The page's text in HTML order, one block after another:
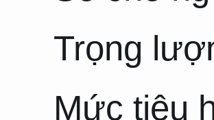
Trọng
Mức tiêu